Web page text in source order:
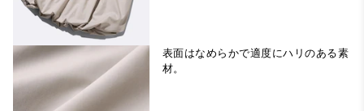
表面はなめらかで適度にハリのある素
材。